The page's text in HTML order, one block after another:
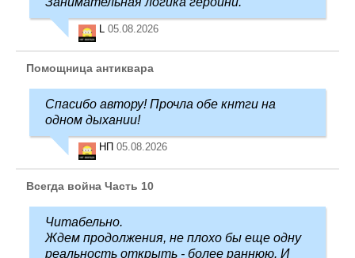
L 05.08.2026
Помощница антиквара
Спасибо автору! Прочла обе кнтги на
одном дыхании!
НП 05.08.2026
Всегда война Часть 10
Читабельно.
Ждем продолжения, не плохо бы еще одну
реальность открыть - более раннюю. И